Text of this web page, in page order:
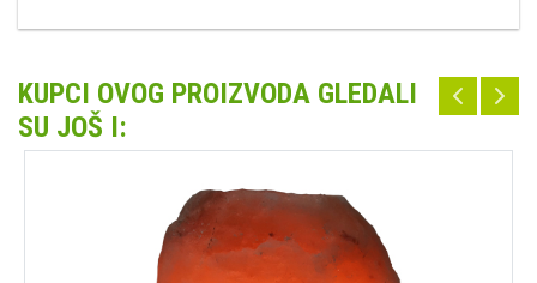
KUPCI OVOG PROIZVODA GLEDALI
SU JOŠ I: